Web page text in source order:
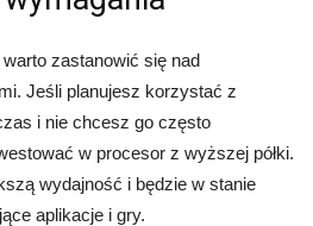
zastanowić się nad
Jeśli planujesz korzystać z
i nie chcesz go często
w procesor z wyższej półki.
wydajność i będzie w stanie
aplikacje i gry.